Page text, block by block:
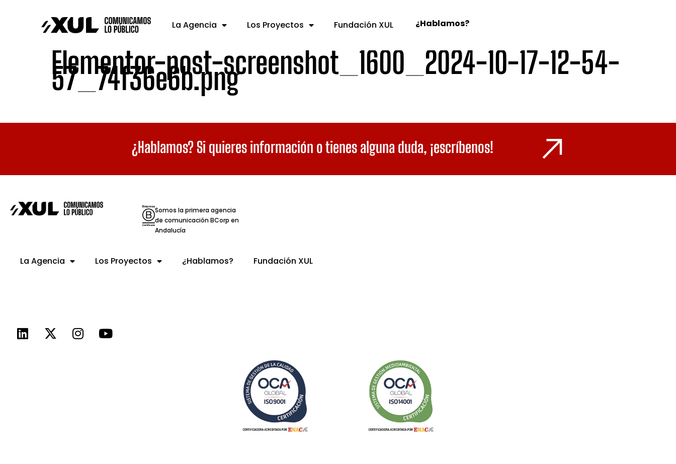
La Agencia Los Proyectos Fundación XUL ¿Hablamos?
Elementor-post-screenshot_1600_2024-10-17-12-54-
57_74f36e6b.png
¿Hablamos? Si quieres información o tienes alguna duda, ¡escríbenos!
Somos la primera agencia
de comunicación BCorp en
Andalucía
La Agencia Los Proyectos ¿Hablamos? Fundación XUL